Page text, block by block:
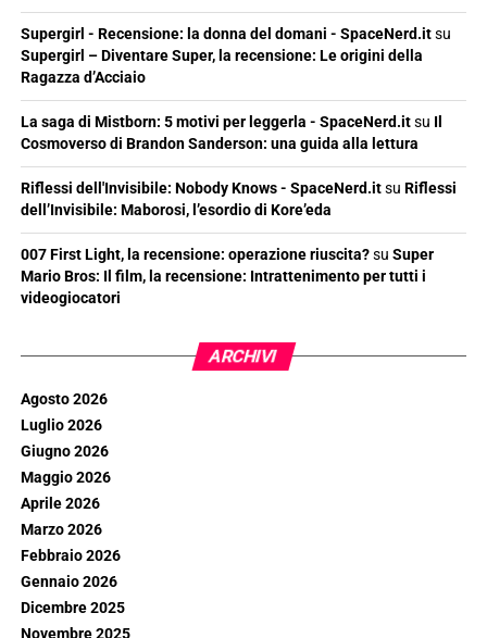
Supergirl - Recensione: la donna del domani - SpaceNerd.itsu
Supergirl – Diventare Super, la recensione: Le origini della
Ragazza d’Acciaio
La saga di Mistborn: 5 motivi per leggerla - SpaceNerd.itsu Il
Cosmoverso di Brandon Sanderson: una guida alla lettura
Riflessi dell'Invisibile: Nobody Knows - SpaceNerd.itsu Riflessi
dell’Invisibile: Maborosi, l’esordio di Kore’eda
007 First Light, la recensione: operazione riuscita?su Super
Mario Bros: Il film, la recensione: Intrattenimento per tutti i
videogiocatori
ARCHIVI
Agosto 2026
Luglio 2026
Giugno 2026
Maggio 2026
Aprile 2026
Marzo 2026
Febbraio 2026
Gennaio 2026
Dicembre 2025
Novembre 2025